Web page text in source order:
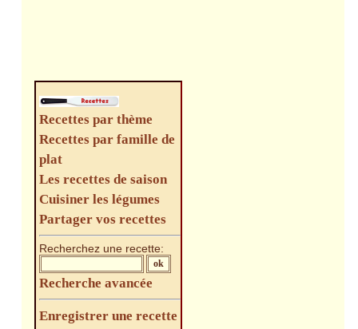
Recettes par thème
Recettes par famille de
plat
Les recettes de saison
Cuisiner les légumes
Partager vos recettes
Recherchez une recette:
Recherche avancée
Enregistrer une recette